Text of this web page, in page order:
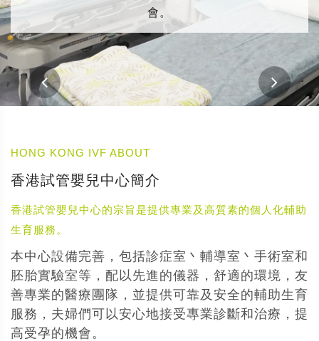
會。
HONG KONG IVF ABOUT
香港試管嬰兒中心簡介
香港試管嬰兒中心的宗旨是提供專業及高質素的個人化輔助
生育服務。
本中心設備完善，包括診症室丶輔導室丶手術室和
胚胎實驗室等，配以先進的儀器，舒適的環境，友
善專業的醫療團隊，並提供可靠及安全的輔助生育
服務，夫婦們可以安心地接受專業診斷和治療，提
高受孕的機會。